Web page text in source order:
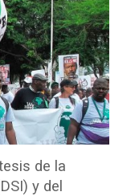
de la
y del